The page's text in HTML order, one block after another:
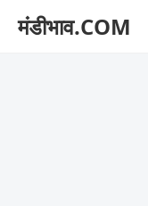
मंडीभाव.COM